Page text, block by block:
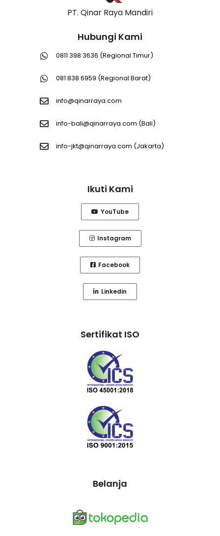
PT. Qinar Raya Mandiri
Hubungi Kami
0811 398 3636 (Regional Timur)
081 838 6959 (Regional Barat)
info@qinarraya.com
info-bali@qinarraya.com (Bali)
info-jkt@qinarraya.com (Jakarta)
Ikuti Kami
YouTube
Instagram
Facebook
Linkedin
Sertifikat ISO
Belanja